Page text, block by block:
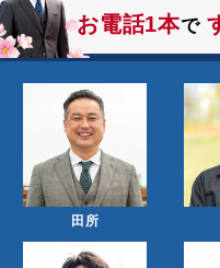
お知らせ
2026.06.10
お知らせ ブログ 更新しまし
お電話1本で
田所